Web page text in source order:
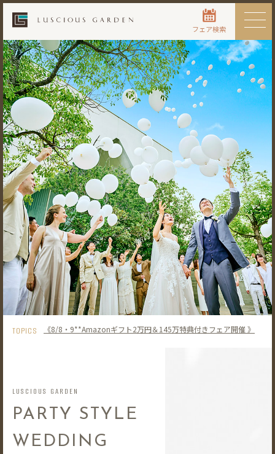
フェア検索
TOPICS 《8/8・9**Amazonギフト2万円＆145万特典付きフェア開催 》
LUSCIOUS GARDEN
PARTY STYLE
WEDDING